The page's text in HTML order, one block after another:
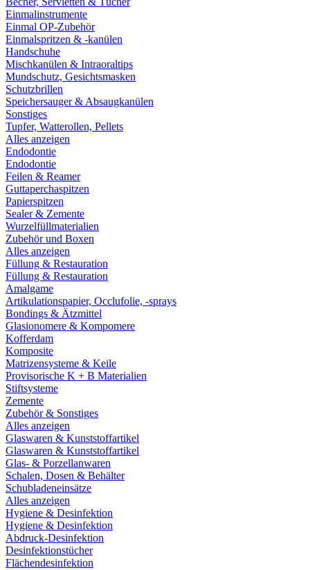
Einmalinstrumente
Einmal OP-Zubehör
Einmalspritzen & -kanülen
Handschuhe
Mischkanülen & Intraoraltips
Mundschutz, Gesichtsmasken
Schutzbrillen
Speichersauger & Absaugkanülen
Sonstiges
Tupfer, Watterollen, Pellets
Alles anzeigen
Endodontie
Endodontie
Feilen & Reamer
Guttaperchaspitzen
Papierspitzen
Sealer & Zemente
Wurzelfüllmaterialien
Zubehör und Boxen
Alles anzeigen
Füllung & Restauration
Füllung & Restauration
Amalgame
Artikulationspapier, Occlufolie, -sprays
Bondings & Ätzmittel
Glasionomere & Kompomere
Kofferdam
Komposite
Matrizensysteme & Keile
Provisorische K + B Materialien
Stiftsysteme
Zemente
Zubehör & Sonstiges
Alles anzeigen
Glaswaren & Kunststoffartikel
Glaswaren & Kunststoffartikel
Glas- & Porzellanwaren
Schalen, Dosen & Behälter
Schubladeneinsätze
Alles anzeigen
Hygiene & Desinfektion
Hygiene & Desinfektion
Abdruck-Desinfektion
Desinfektionstücher
Flächendesinfektion